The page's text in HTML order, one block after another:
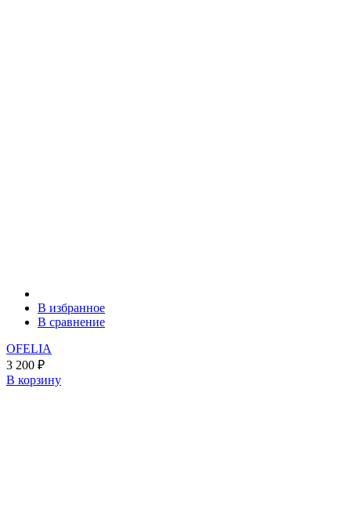
В избранное
В сравнение
OFELIA
3 200 ₽
В корзину